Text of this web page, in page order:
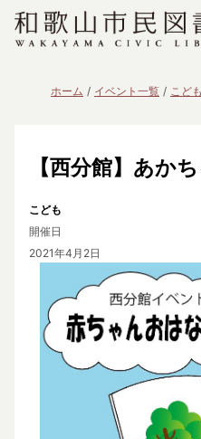
ホーム イベント一覧 こども
【西分館】あか
こども
開催日
2021年4月2日